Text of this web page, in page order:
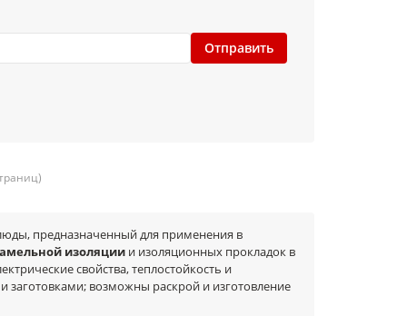
Отправить
предназначенный для применения в
изоляции и изоляционных прокладок в
свойства, теплостойкость и
заготовками; возможны раскрой и изготовление